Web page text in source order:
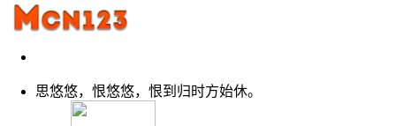
思悠悠，恨悠悠，恨到归时方始休。